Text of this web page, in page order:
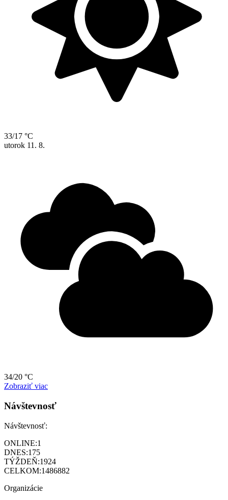
33/17 °C
utorok 11. 8.
34/20 °C
Zobraziť viac
Návštevnosť
Návštevnosť:
ONLINE:1
DNES:175
TÝŽDEŇ:1924
CELKOM:1486882
Organizácie